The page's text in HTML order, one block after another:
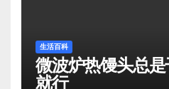
生活百科
微波炉热馒头总
就行